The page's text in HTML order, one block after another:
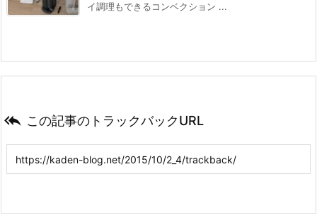
イ調理もできるコンベクション ...
 この記事のトラックバックURL